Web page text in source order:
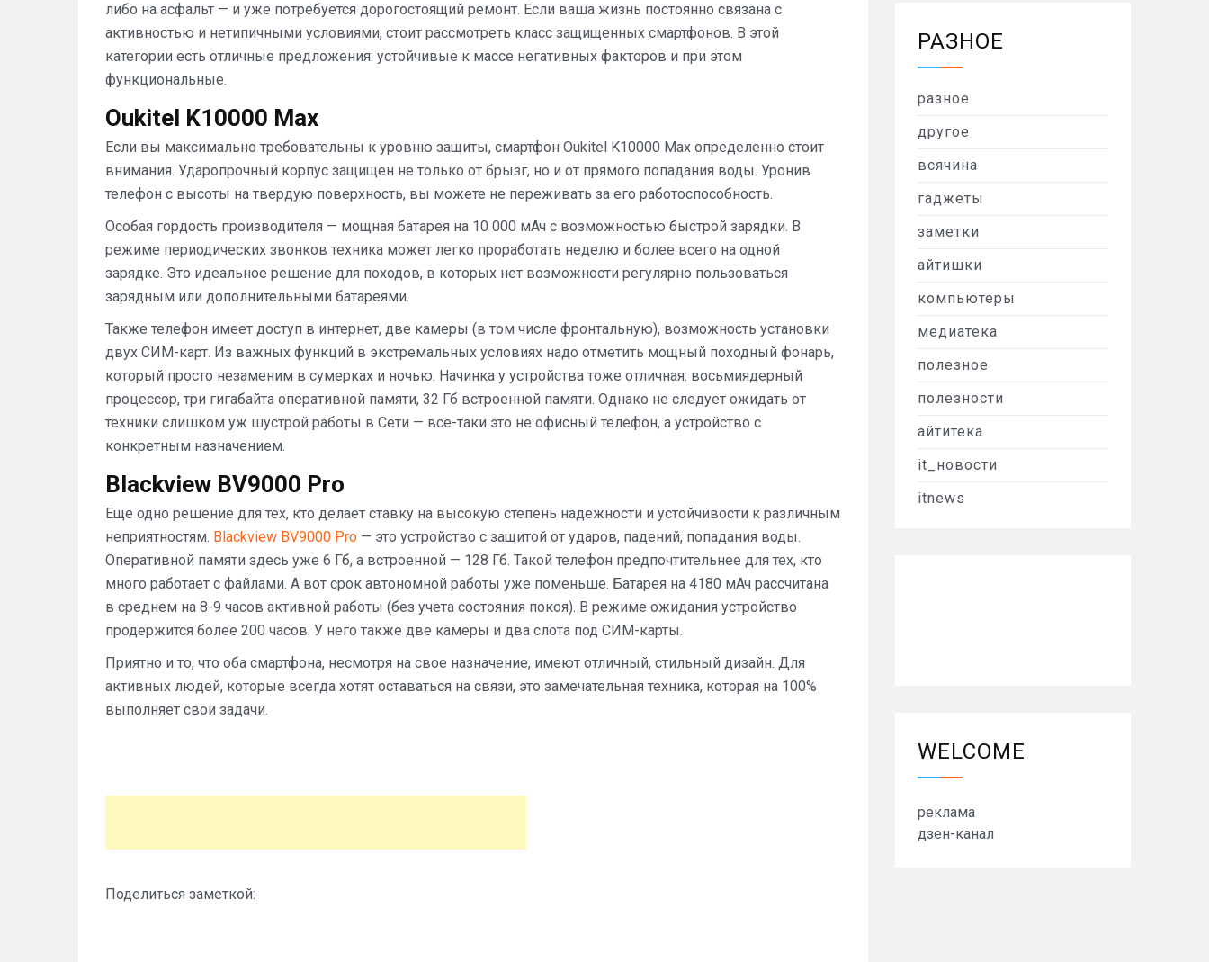
либо на асфальт — и уже потребуется дорогостоящий ремонт. Если ваша жизнь постоянно связана с
активностью и нетипичными условиями, стоит рассмотреть класс защищенных смартфонов. В этой
категории есть отличные предложения: устойчивые к массе негативных факторов и при этом
функциональные.
Oukitel K10000 Max
Если вы максимально требовательны к уровню защиты, смартфон Oukitel K10000 Max определенно стоит
внимания. Ударопрочный корпус защищен не только от брызг, но и от прямого попадания воды. Уронив
телефон с высоты на твердую поверхность, вы можете не переживать за его работоспособность.
Особая гордость производителя — мощная батарея на 10 000 мАч с возможностью быстрой зарядки. В
режиме периодических звонков техника может легко проработать неделю и более всего на одной
зарядке. Это идеальное решение для походов, в которых нет возможности регулярно пользоваться
зарядным или дополнительными батареями.
Также телефон имеет доступ в интернет, две камеры (в том числе фронтальную), возможность установки
двух СИМ-карт. Из важных функций в экстремальных условиях надо отметить мощный походный фонарь,
который просто незаменим в сумерках и ночью. Начинка у устройства тоже отличная: восьмиядерный
процессор, три гигабайта оперативной памяти, 32 Гб встроенной памяти. Однако не следует ожидать от
техники слишком уж шустрой работы в Сети — все-таки это не офисный телефон, а устройство с
конкретным назначением.
Blackview BV9000 Pro
Еще одно решение для тех, кто делает ставку на высокую степень надежности и устойчивости к различным
неприятностям. Blackview BV9000 Pro — это устройство с защитой от ударов, падений, попадания воды.
Оперативной памяти здесь уже 6 Гб, а встроенной — 128 Гб. Такой телефон предпочтительнее для тех, кто
много работает с файлами. А вот срок автономной работы уже поменьше. Батарея на 4180 мАч рассчитана
в среднем на 8-9 часов активной работы (без учета состояния покоя). В режиме ожидания устройство
продержится более 200 часов. У него также две камеры и два слота под СИМ-карты.
Приятно и то, что оба смартфона, несмотря на свое назначение, имеют отличный, стильный дизайн. Для
активных людей, которые всегда хотят оставаться на связи, это замечательная техника, которая на 100%
выполняет свои задачи.
Поделиться заметкой:
РАЗНОЕ
разное
другое
всячина
гаджеты
заметки
айтишки
компьютеры
медиатека
полезное
полезности
айтитека
it_новости
itnews
WELCOME
реклама
дзен-канал